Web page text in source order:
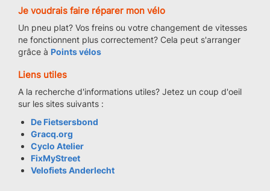
Je voudrais faire réparer mon vélo
Un pneu plat? Vos freins ou votre changement de vitesses
ne fonctionnent plus correctement? Cela peut s'arranger
grâce à Points vélos
Liens utiles
A la recherche d'informations utiles? Jetez un coup d'oeil
sur les sites suivants :
De Fietsersbond
Gracq.org
Cyclo Atelier
FixMyStreet
Velofiets Anderlecht